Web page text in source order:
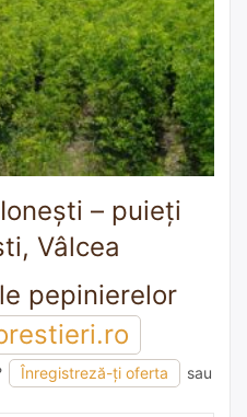
– puieți
Vâlcea
pepinierelor
Înregistreză-ți oferta
sau